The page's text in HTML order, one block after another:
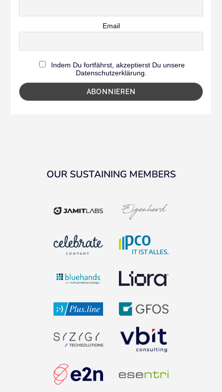
Email
Indem Du fortfährst, akzeptierst Du unsere
Datenschutzerklärung.
OUR SUSTAINING MEMBERS